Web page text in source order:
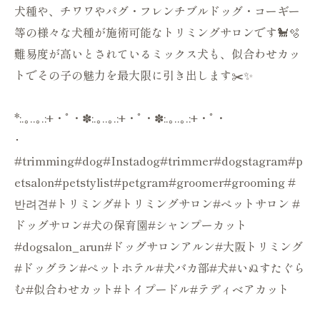
犬種や、チワワやパグ・フレンチブルドッグ・コーギー
等の様々な犬種が施術可能なトリミングサロンです🐩🫧
難易度が高いとされているミックス犬も、似合わせカッ
トでその子の魅力を最大限に引き出します✂️✨
*:.｡..｡.:+・ﾟ・✽:.｡..｡.:+・ﾟ・✽:.｡..｡.:+・ﾟ・
･
#trimming#dog#Instadog#trimmer#dogstagram#p
etsalon#petstylist#petgram#groomer#grooming #
반려견#トリミング#トリミングサロン#ペットサロン #
ドッグサロン#犬の保育園#シャンプーカット
#dogsalon_arun#ドッグサロンアルン#大阪トリミング
#ドッグラン#ペットホテル#犬バカ部#犬#いぬすたぐら
む#似合わせカット#トイプードル#テディベアカット